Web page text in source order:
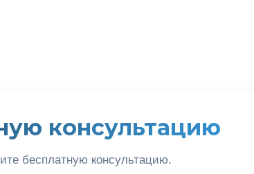
консультацию
бесплатную консультацию.